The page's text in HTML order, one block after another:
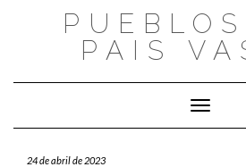
PAIS
24 de abril de 2023